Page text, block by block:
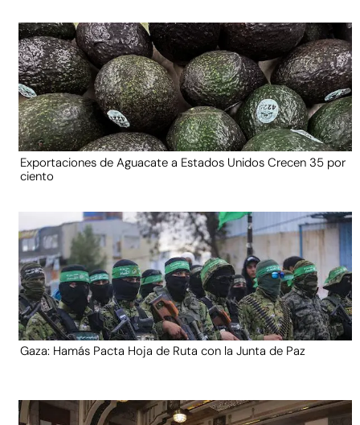
Exportaciones de Aguacate a Estados Unidos Crecen 35 por
ciento
Gaza: Hamás Pacta Hoja de Ruta con la Junta de Paz